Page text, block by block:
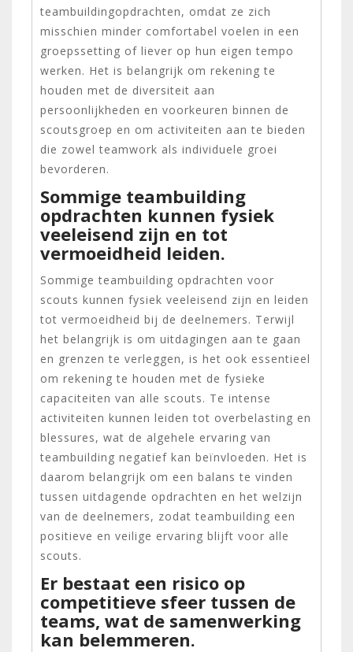
teambuildingopdrachten, omdat ze zich
misschien minder comfortabel voelen in een
groepssetting of liever op hun eigen tempo
werken. Het is belangrijk om rekening te
houden met de diversiteit aan
persoonlijkheden en voorkeuren binnen de
scoutsgroep en om activiteiten aan te bieden
die zowel teamwork als individuele groei
bevorderen.
Sommige teambuilding
opdrachten kunnen fysiek
veeleisend zijn en tot
vermoeidheid leiden.
Sommige teambuilding opdrachten voor
scouts kunnen fysiek veeleisend zijn en leiden
tot vermoeidheid bij de deelnemers. Terwijl
het belangrijk is om uitdagingen aan te gaan
en grenzen te verleggen, is het ook essentieel
om rekening te houden met de fysieke
capaciteiten van alle scouts. Te intense
activiteiten kunnen leiden tot overbelasting en
blessures, wat de algehele ervaring van
teambuilding negatief kan beïnvloeden. Het is
daarom belangrijk om een balans te vinden
tussen uitdagende opdrachten en het welzijn
van de deelnemers, zodat teambuilding een
positieve en veilige ervaring blijft voor alle
scouts.
Er bestaat een risico op
competitieve sfeer tussen de
teams, wat de samenwerking
kan belemmeren.